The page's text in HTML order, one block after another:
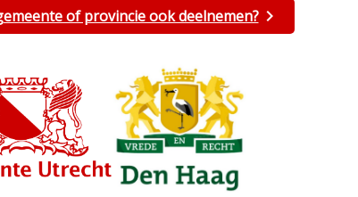
of provincie ook deelnemen?